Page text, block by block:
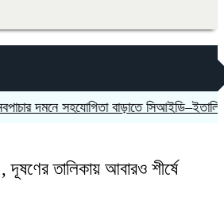
দমনে সহযোগিতা বাড়াতে সিআইডি–ইতালিয়ান
দূষণের তালিকায় আবারও শীর্ষে